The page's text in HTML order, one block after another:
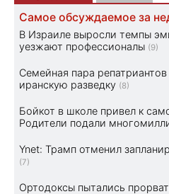
Самое обсуждаемое за
В Израиле выросли темпы
уезжают профессионалы (9)
Семейная пара
иранскую разведку (8)
Бойкот в школе привел к
Родители подали
Ynet: Трамп отменил
(7)
Ортодоксы пытались